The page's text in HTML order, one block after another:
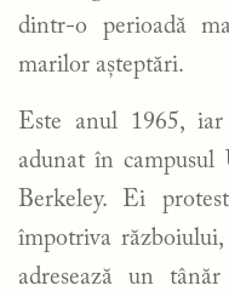
dintr-o perioadă
marilor așteptări.
Este anul 1965,
adunat în
Berkeley. Ei
împotriva
adresează un